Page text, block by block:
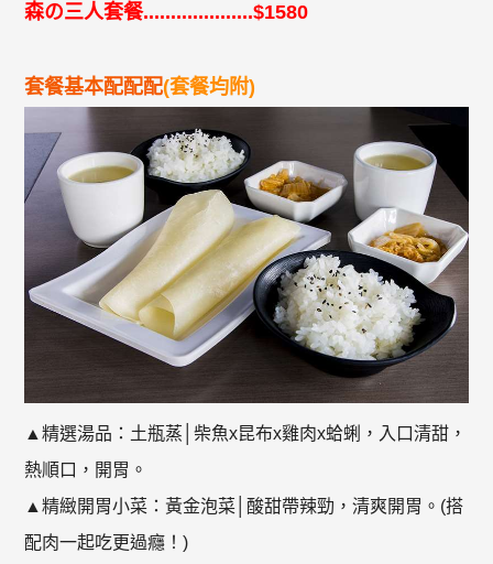
森の三人套餐....................$1580
套餐基本配配配(套餐均附)
▲精選湯品：土瓶蒸│柴魚x昆布x雞肉x蛤蜊，入口清甜，
熱順口，開胃。
▲精緻開胃小菜：黃金泡菜│酸甜帶辣勁，清爽開胃。(搭
配肉一起吃更過癮！)